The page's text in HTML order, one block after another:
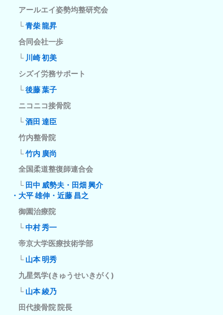
アールエイ姿勢均整研究会
└青柴 龍昇
合同会社一歩
└ 川崎 初美
シズイ労務サポート
└後藤 葉子
ニコニコ接骨院
└酒田 達臣
竹内整骨院
└竹内 廣尚
全国柔道整復師連合会
└ 田中 威勢夫・田畑 興介
・大平 雄伸・近藤 昌之
御園治療院
└中村 秀一
帝京大学医療技術学部
└ 山本 明秀
九星気学(きゅうせいきがく)
└ 山本 綾乃
田代接骨院 院長